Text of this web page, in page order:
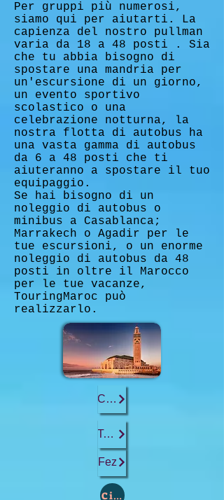
Per gruppi più numerosi,
siamo qui per aiutarti. La
capienza del nostro pullman
varia da 18 a 48 posti . Sia
che tu abbia bisogno di
spostare una mandria per
un'escursione di un giorno,
un evento sportivo
scolastico o una
celebrazione notturna, la
nostra flotta di autobus ha
una vasta gamma di autobus
da 6 a 48 posti che ti
aiuteranno a spostare il tuo
equipaggio.
Se hai bisogno di un
noleggio di autobus o
minibus a Casablanca;
Marrakech o Agadir per le
tue escursioni, o un enorme
noleggio di autobus da 48
posti in oltre il Marocco
per le tue vacanze,
TouringMaroc può
realizzarlo.
Casablanca
Tangeri
Fez
Città: